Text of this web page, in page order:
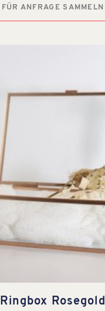
FÜR ANFRAGE SAMMELN
Ringbox Rosegold